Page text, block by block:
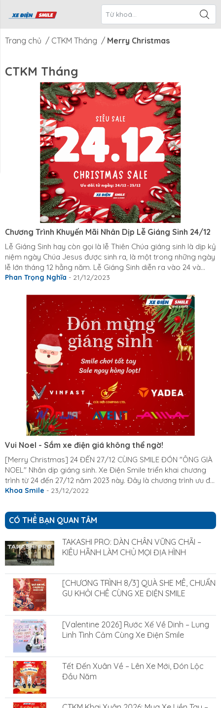
Xe Điện
Smile
CTKM Tháng Blog
Trang chủ / CTKM Tháng / Merry Christmas
CTKM Tháng
Chương Trình Khuyến Mãi Nhân Dịp Lễ Giáng Sinh 24/12
Lễ Giáng Sinh hay còn gọi là lễ Thiên Chúa giáng sinh là dịp kỷ
niệm ngày Chúa Jesus được sinh ra, là một trong những ngày
lễ lớn tháng 12 hằng năm. Lễ Giáng Sinh diễn ra vào 24 và
25/12. Nhân dịp giáng sinh. Xe Điện Smile triển khai chương
đặc biệt chưa từng có trong dịp lễ cuối năm se se lanh này.
Sau khi tổng hợp ý kiến và số lượng xe bán chạy nhất. Nhà
Smile quyết định "chơi tới công chuyện"...
Phan Trọng Nghĩa - 21/12/2023
Vui Noel - Sắm xe điện giá không thể ngờ!
[Merry Christmas] 24 ĐẾN 27/12 CÙNG SMILE ĐÓN "ÔNG GIÀ
NOEL" Nhân dịp giáng sinh. Xe Điện Smile triển khai chương
trình từ 24 đến 27/12 năm 2023 này. Đây là chương trình ưu đãi
đặc biệt chưa từng có trong dịp lễ cuối năm se se lanh này.
Smile quyết định "chơi tới công chuyện" suốt 3 ngày sale off
cực sốc cho các bạn học sinh, sinh viên và mọi người yêu mến
xe điện đây... Santa is coming... I/ Thời gian khuyến mãi: Từ
24/12 đến 27/12/2022 II/...
Khoa Smile - 23/12/2022
CÓ THỂ BẠN QUAN TÂM
TAKASHI PRO: DÀN CHÂN VỮNG CHÃI –
KIÊU HÃNH LÀM CHỦ MỌI ĐỊA HÌNH
[CHƯƠNG TRÌNH 8/3] QUÀ SHE MÊ, CHUẨN
GU KHỎI CHÊ CÙNG XE ĐIỆN SMILE
[Valentine 2026] Rước Xế Về Dinh – Lung
Linh Tình Cảm Cùng Xe Điện Smile
Tết Đến Xuân Về – Lên Xe Mới, Đón Lộc
Đầu Năm